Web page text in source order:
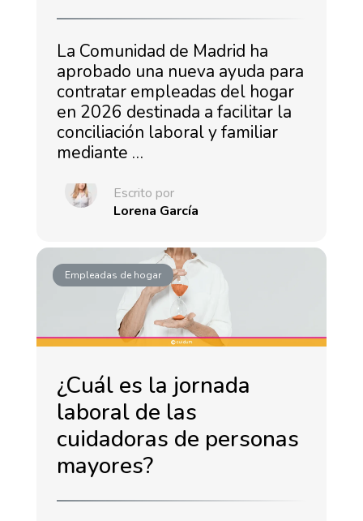
La Comunidad de Madrid ha
aprobado una nueva ayuda para
contratar empleadas del hogar
en 2026 destinada a facilitar la
conciliación laboral y familiar
mediante …
Escrito por
Lorena García
Empleadas de hogar
¿Cuál es la jornada
laboral de las
cuidadoras de personas
mayores?